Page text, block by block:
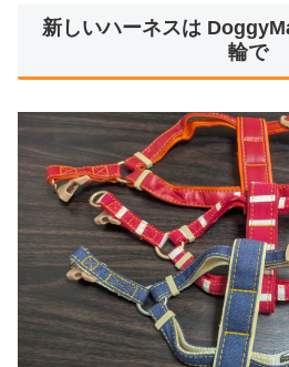
新しいハーネスは
輪で